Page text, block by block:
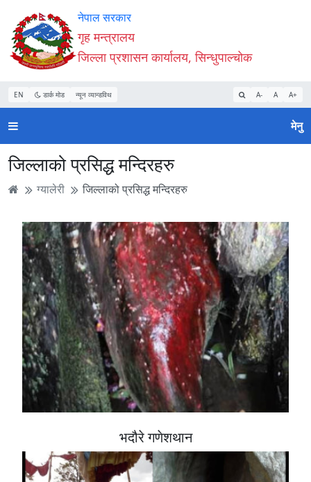
Accessibility
Mode
सुरु
गर्नुहोस्
सामाग्री
पढ्नुहाेस्
नेभिगेसन
पढ्नुहाेस्
वेबसाइट
खोजमा
जानुहोस्
नेपाल सरकार
गृह मन्त्रालय
जिल्ला प्रशासन कार्यालय, सिन्धुपाल्चोक
EN डार्क मोड न्यून व्यान्डविथ A- A A+
मेनु
जिल्लाको प्रसिद्ध मन्दिरहरु
ग्यालेरी जिल्लाको प्रसिद्ध मन्दिरहरु
भदौरे गणेशथान